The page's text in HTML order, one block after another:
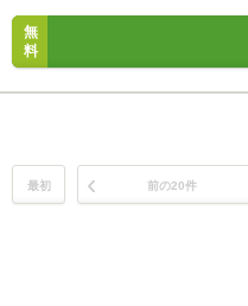
無
料
最初 前の20件